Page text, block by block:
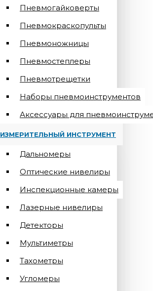
Пневмогайковерты
Пневмокраскопульты
Пневмоножницы
Пневмостеплеры
Пневмотрещетки
Наборы пневмоинструментов
Аксессуары для
ИЗМЕРИТЕЛЬНЫЙ ИНСТРУМЕНТ
Дальномеры
Оптические нивелиры
Инспекционные камеры
Лазерные нивелиры
Детекторы
Мультиметры
Тахометры
Угломеры